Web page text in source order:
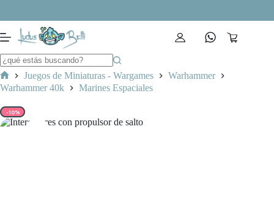
contenido
Carro
Inicio
Juegos de Miniaturas - Wargames
Warhammer
Warhammer 40k
Marines Espaciales
-10%